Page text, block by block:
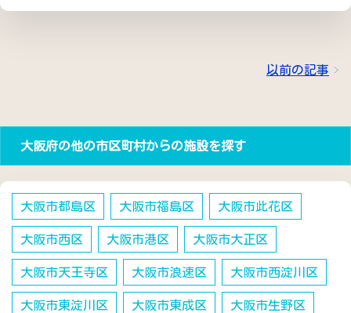
以前の記事
大阪府の他の市区町村からの施設を探す
大阪市都島区 大阪市福島区 大阪市此花区
大阪市西区 大阪市港区 大阪市大正区
大阪市天王寺区 大阪市浪速区 大阪市西淀川区
大阪市東淀川区 大阪市東成区 大阪市生野区